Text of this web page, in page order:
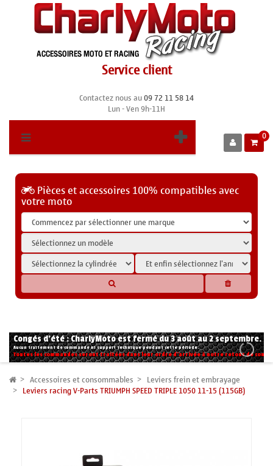
Service client
Contactez nous au09 72 11 58 14
Lun - Ven 9h-11H
0
Pièces et accessoires 100% compatibles avec
votre moto
Congés d'été : CharlyMoto est fermé du 3 août au 2 septembre.
Aucun traitement de commande ni support technique pendant cette période.
Toutes les commandes seront traitées dans leur ordre d'arrivée à notre retour de
Accessoires et consommables Leviers frein et embrayage
Leviers racing V-Parts TRIUMPH SPEED TRIPLE 1050 11-15 (115GB)